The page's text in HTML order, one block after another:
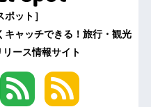
ポット］
キャッチできる！旅行・観光
ース情報サイト